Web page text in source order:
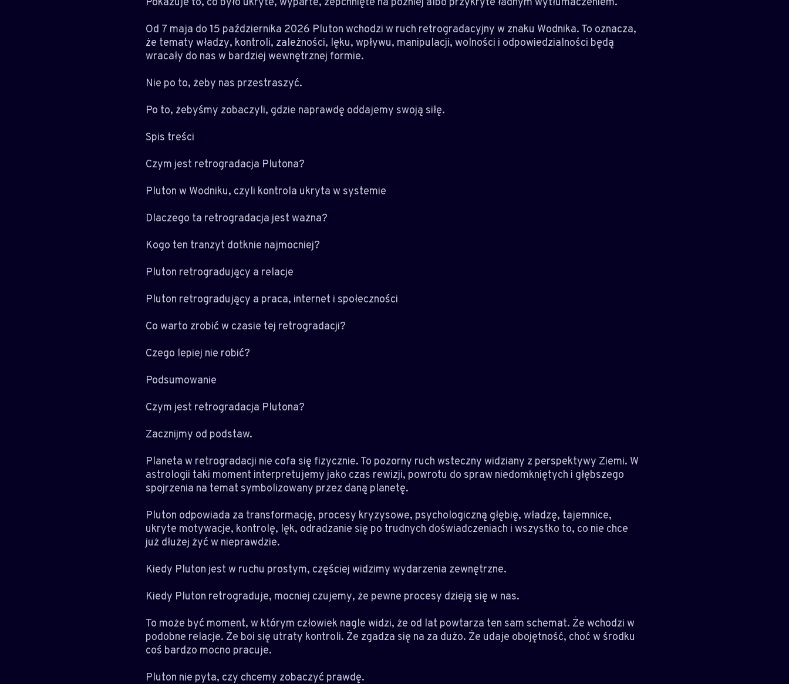
Od 7 maja do 15 października 2026 Pluton wchodzi w ruch retrogradacyjny w znaku Wodnika. To oznacza,
że tematy władzy, kontroli, zależności, lęku, wpływu, manipulacji, wolności i odpowiedzialności będą
wracały do nas w bardziej wewnętrznej formie.
Nie po to, żeby nas przestraszyć.
Po to, żebyśmy zobaczyli, gdzie naprawdę oddajemy swoją siłę.
Spis treści
Czym jest retrogradacja Plutona?
Pluton w Wodniku, czyli kontrola ukryta w systemie
Dlaczego ta retrogradacja jest ważna?
Kogo ten tranzyt dotknie najmocniej?
Pluton retrogradujący a relacje
Pluton retrogradujący a praca, internet i społeczności
Co warto zrobić w czasie tej retrogradacji?
Czego lepiej nie robić?
Podsumowanie
Czym jest retrogradacja Plutona?
Zacznijmy od podstaw.
Planeta w retrogradacji nie cofa się fizycznie. To pozorny ruch wsteczny widziany z perspektywy Ziemi. W
astrologii taki moment interpretujemy jako czas rewizji, powrotu do spraw niedomkniętych i głębszego
spojrzenia na temat symbolizowany przez daną planetę.
Pluton odpowiada za transformację, procesy kryzysowe, psychologiczną głębię, władzę, tajemnice,
ukryte motywacje, kontrolę, lęk, odradzanie się po trudnych doświadczeniach i wszystko to, co nie chce
już dłużej żyć w nieprawdzie.
Kiedy Pluton jest w ruchu prostym, częściej widzimy wydarzenia zewnętrzne.
Kiedy Pluton retrograduje, mocniej czujemy, że pewne procesy dzieją się w nas.
To może być moment, w którym człowiek nagle widzi, że od lat powtarza ten sam schemat. Że wchodzi w
podobne relacje. Że boi się utraty kontroli. Że zgadza się na za dużo. Że udaje obojętność, choć w środku
coś bardzo mocno pracuje.
Pluton nie pyta, czy chcemy zobaczyć prawdę.